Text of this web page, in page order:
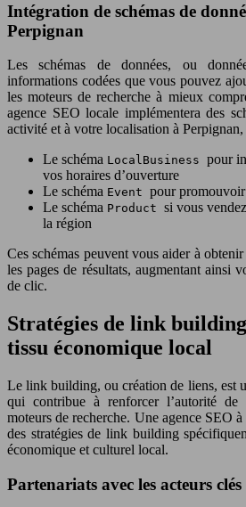
Intégration de schémas de
Perpignan
Les schémas de données, ou
informations codées que vous pouvez
les moteurs de recherche à mieux
agence SEO locale implémentera des
activité et à votre localisation à Perpignan,
Le schéma LocalBusiness pour
vos horaires d’ouverture
Le schéma Event pour
Le schéma Product si vous
la région
Ces schémas peuvent vous aider à
les pages de résultats, augmentant ainsi
de clic.
Stratégies de link
tissu économique local
Le link building, ou création de liens, est
qui contribue à renforcer l’autorité
moteurs de recherche. Une agence SEO
des stratégies de link building
économique et culturel local.
Partenariats avec les acteurs